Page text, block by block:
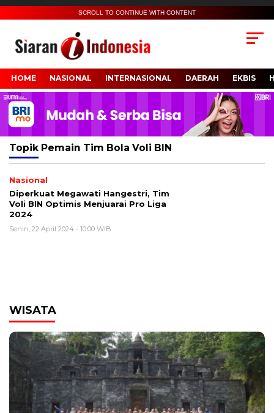
SCROLL TO CONTINUE WITH CONTENT
HOME NASIONAL INTERNASIONAL DAERAH EKBIS
Topik Pemain Tim Bola Voli BIN
Nasional
Diperkuat Megawati Hangestri, Tim
Voli BIN Optimis Menjuarai Pro Liga
2024
Senin, 22 April 2024 - 10:00 WIB
WISATA